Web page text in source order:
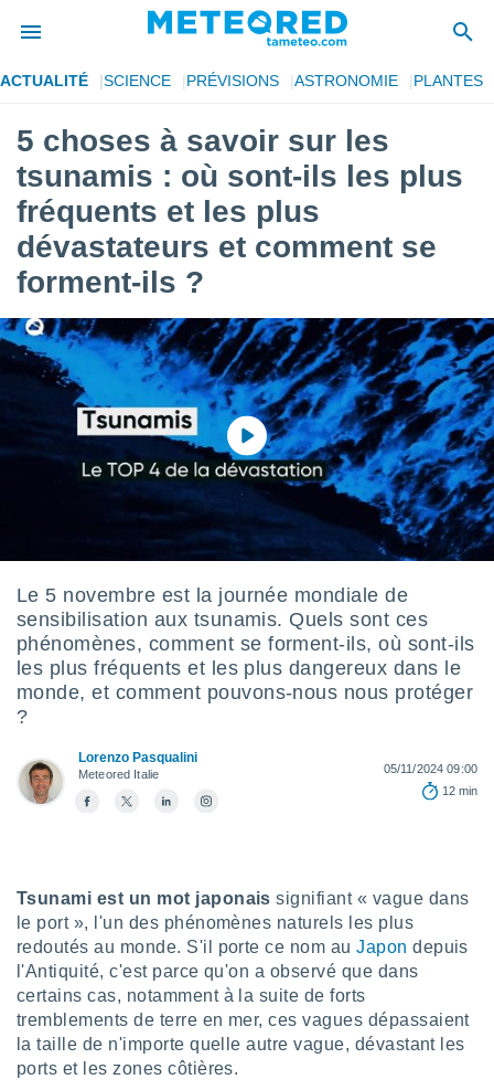
de
a
par
:
des
par le
nous
des
de très
sur
«
et
»,
au
vous
ACCEPTER
ET
CONTINUER
ACTUALITÉ SCIENCE PRÉVISIONS ASTRONOMIE PLANTES
5 choses à savoir sur les
tsunamis : où sont-ils les plus
fréquents et les plus
dévastateurs et comment se
forment-ils ?
Le 5 novembre est la journée mondiale de
sensibilisation aux tsunamis. Quels sont ces
phénomènes, comment se forment-ils, où sont-ils
les plus fréquents et les plus dangereux dans le
monde, et comment pouvons-nous nous protéger
?
Lorenzo Pasqualini
Meteored Italie
05/11/2024 09:00
12 min
Tsunami est un mot japonais signifiant « vague dans
le port », l'un des phénomènes naturels les plus
redoutés au monde. S'il porte ce nom auJapon depuis
l'Antiquité, c'est parce qu'on a observé que dans
certains cas, notamment à la suite de forts
tremblements de terre en mer, ces vagues dépassaient
la taille de n'importe quelle autre vague, dévastant les
ports et les zones côtières.